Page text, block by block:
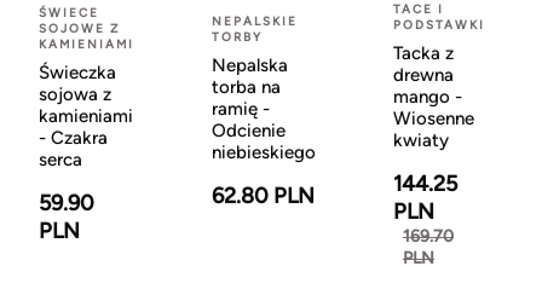
ŚWIECE
SOJOWE Z
KAMIENIAMI
Świeczka
sojowa z
kamieniami
- Czakra
serca
59.90
PLN
NEPALSKIE
TORBY
Nepalska
torba na
ramię -
Odcienie
niebieskiego
62.80 PLN
TACE I
PODSTAWKI
Tacka z
drewna
mango -
Wiosenne
kwiaty
144.25
PLN
169.70
PLN